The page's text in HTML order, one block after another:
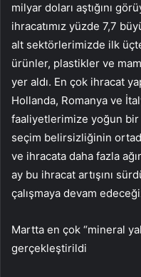
milyar doları aştığını
ihracatımız yüzde 7,7
alt sektörlerimizde ilk
ürünler, plastikler ve
yer aldı. En çok ihracat
Hollanda, Romanya ve
faaliyetlerimize yoğun
seçim belirsizliğinin
ve ihracata daha fazla
ay bu ihracat artışını
çalışmaya devam
Martta en çok “mineral
gerçekleştirildi